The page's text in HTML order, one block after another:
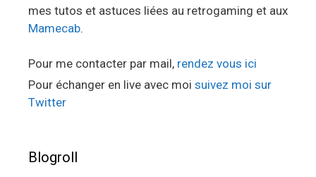
mes tutos et astuces liées au retrogaming et aux
Mamecab.
Pour me contacter par mail, rendez vous ici
Pour échanger en live avec moi suivez moi sur
Twitter
Blogroll